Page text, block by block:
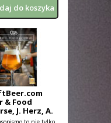
& Food
J. Herz, A.